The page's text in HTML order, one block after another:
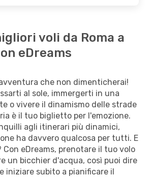
voli da Roma a
eDreams
che non dimenticherai!
al sole, immergerti in una
o vivere il dinamismo delle strade
è il tuo biglietto per l'emozione.
agli itinerari più dinamici,
ha davvero qualcosa per tutti. E
Con eDreams, prenotare il tuo volo
un bicchier d'acqua, così puoi dire
iniziare subito a pianificare il